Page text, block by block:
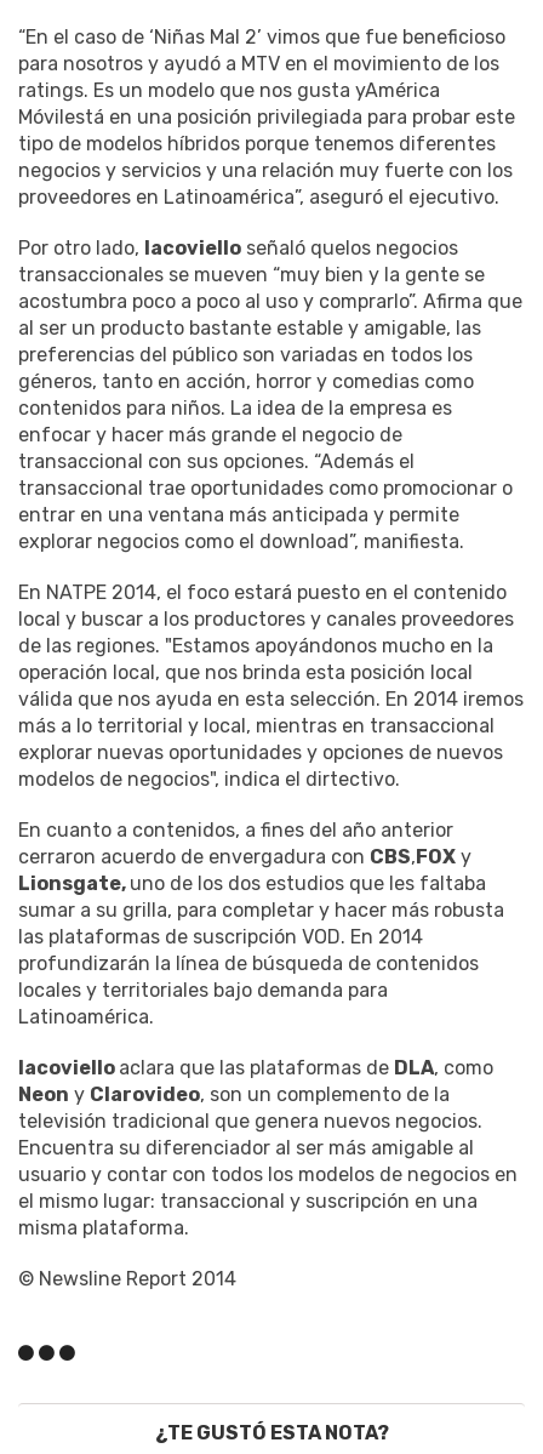
“En el caso de ‘Niñas Mal 2’ vimos que fue beneficioso
para nosotros y ayudó a MTV en el movimiento de los
ratings. Es un modelo que nos gusta yAmérica
Móvilestá en una posición privilegiada para probar este
tipo de modelos híbridos porque tenemos diferentes
negocios y servicios y una relación muy fuerte con los
proveedores en Latinoamérica”, aseguró el ejecutivo.
Por otro lado, Iacoviello señaló quelos negocios
transaccionales se mueven “muy bien y la gente se
acostumbra poco a poco al uso y comprarlo”. Afirma que
al ser un producto bastante estable y amigable, las
preferencias del público son variadas en todos los
géneros, tanto en acción, horror y comedias como
contenidos para niños. La idea de la empresa es
enfocar y hacer más grande el negocio de
transaccional con sus opciones. “Además el
transaccional trae oportunidades como promocionar o
entrar en una ventana más anticipada y permite
explorar negocios como el download”, manifiesta.
En NATPE 2014, el foco estará puesto en el contenido
local y buscar a los productores y canales proveedores
de las regiones. "Estamos apoyándonos mucho en la
operación local, que nos brinda esta posición local
válida que nos ayuda en esta selección. En 2014 iremos
más a lo territorial y local, mientras en transaccional
explorar nuevas oportunidades y opciones de nuevos
modelos de negocios", indica el dirtectivo.
En cuanto a contenidos, a fines del año anterior
cerraron acuerdo de envergadura con CBS,FOX y
Lionsgate, uno de los dos estudios que les faltaba
sumar a su grilla, para completar y hacer más robusta
las plataformas de suscripción VOD. En 2014
profundizarán la línea de búsqueda de contenidos
locales y territoriales bajo demanda para
Latinoamérica.
Iacoviello aclara que las plataformas de DLA, como
Neon y Clarovideo, son un complemento de la
televisión tradicional que genera nuevos negocios.
Encuentra su diferenciador al ser más amigable al
usuario y contar con todos los modelos de negocios en
el mismo lugar: transaccional y suscripción en una
misma plataforma.
© Newsline Report 2014
¿TE GUSTÓ ESTA NOTA?